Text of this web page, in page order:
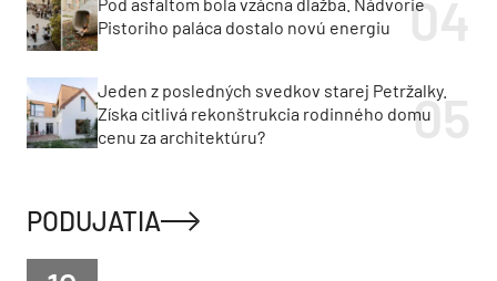
Pod asfaltom bola vzácna dlažba. Nádvorie
Pistoriho paláca dostalo novú energiu
Jeden z posledných svedkov starej Petržalky.
Získa citlivá rekonštrukcia rodinného domu
cenu za architektúru?
PODUJATIA